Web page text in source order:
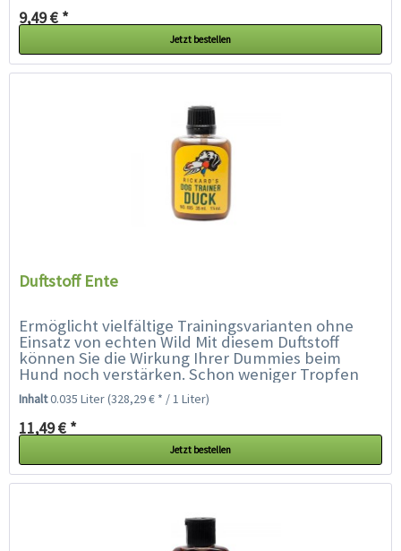
9,49 € *
Jetzt bestellen
Duftstoff Ente
Ermöglicht vielfältige Trainingsvarianten ohne
Einsatz von echten Wild Mit diesem Duftstoff
können Sie die Wirkung Ihrer Dummies beim
Hund noch verstärken. Schon weniger Tropfen
genügen, um den Dummy einen...
Inhalt0.035 Liter(328,29 € * / 1 Liter)
11,49 € *
Jetzt bestellen